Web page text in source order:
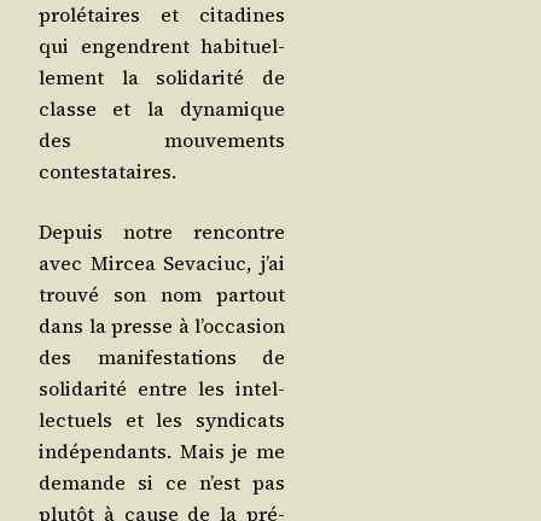
pro­lé­taires et cita­dines
qui engendrent habi­tuel­
le­ment la soli­da­ri­té de
classe et la dyna­mique
des mou­ve­ments
contestataires.
Depuis notre ren­contre
avec Mir­cea Seva­ciuc, j’ai
trou­vé son nom par­tout
dans la presse à l’oc­ca­sion
des mani­fes­ta­tions de
soli­da­ri­té entre les intel­
lec­tuels et les syn­di­cats
indé­pen­dants. Mais je me
demande si ce n’est pas
plu­tôt à cause de la pré­